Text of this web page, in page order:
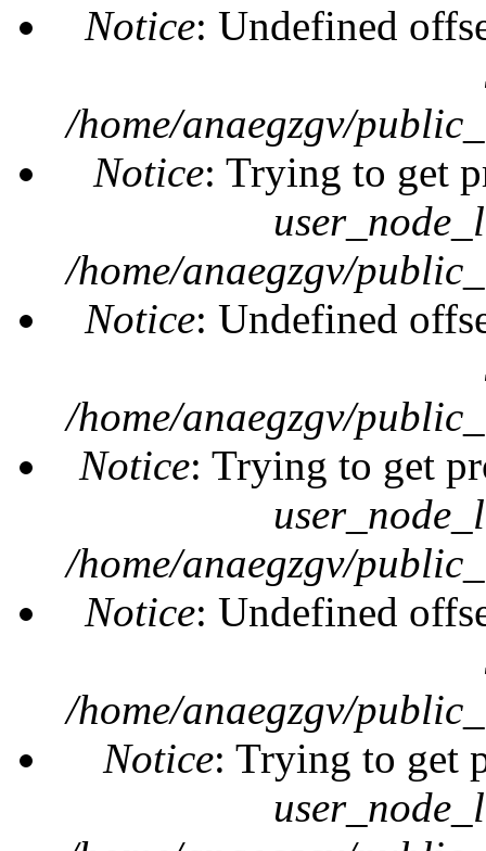
Notice: Undefined
/home/anaegzgv/
Notice: Trying to get
/home/anaegzgv/
Notice: Undefined
/home/anaegzgv/
Notice: Trying to get
/home/anaegzgv/
Notice: Undefined
/home/anaegzgv/
Notice: Trying to get